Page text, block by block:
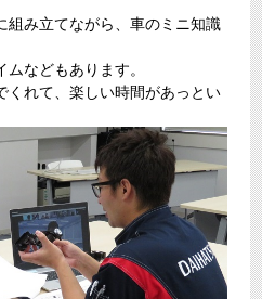
組み立てながら、車のミニ知識
などもあります。
くれて、楽しい時間があっとい